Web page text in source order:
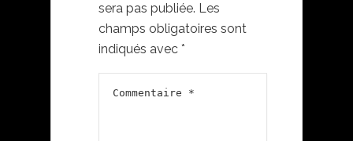
sera pas publiée. Les
champs obligatoires sont
indiqués avec *